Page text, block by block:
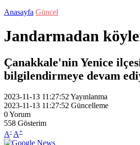
Anasayfa Güncel
Jandarmadan
Çanakkale'nin Yenice
bilgilendirmeye devam
2023-11-13 11:27:52 Yayınlanma
2023-11-13 11:27:52 Güncelleme
0Yorum
558 Gösterim
A- A+